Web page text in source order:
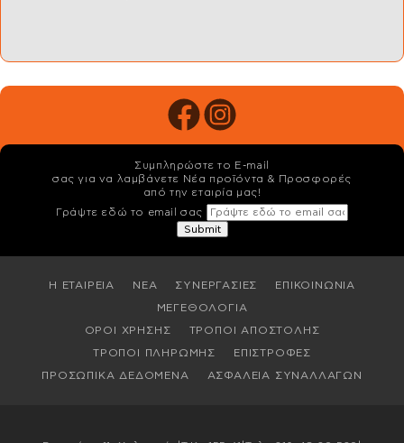
Συμπληρώστε το E-mail
σας για να λαμβάνετε Νέα προϊόντα & Προσφορές
από την εταιρία μας!
Γράψτε εδώ το email σας
Η ΕΤΑΙΡΕΙΑ ΝΕΑ ΣΥΝΕΡΓΑΣΙΕΣ ΕΠΙΚΟΙΝΩΝΙΑ
ΜΕΓΕΘΟΛΟΓΙΑ
ΟΡΟΙ ΧΡΗΣΗΣ ΤΡΟΠΟΙ ΑΠΟΣΤΟΛΗΣ
ΤΡΟΠΟΙ ΠΛΗΡΩΜΗΣ ΕΠΙΣΤΡΟΦΕΣ
ΠΡΟΣΩΠΙΚΑ ΔΕΔΟΜΕΝΑ ΑΣΦΑΛΕΙΑ ΣΥΝΑΛΛΑΓΩΝ